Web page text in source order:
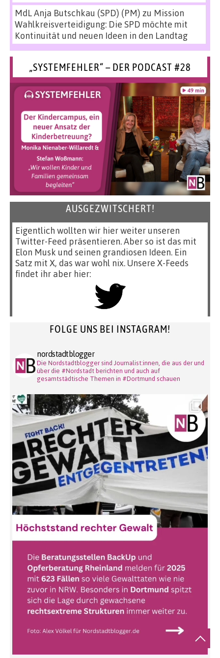
MdL Anja Butschkau (SPD) (PM) zu Mission
Wahlkreisverteidigung: Die SPD möchte mit
Kontinuität und neuen Ideen in den Landtag
„SYSTEMFEHLER“ – DER PODCAST #28
AUSGEZWITSCHERT!
Eigentlich wollten wir hier weiter unseren
Twitter-Feed präsentieren. Aber so ist das mit
Elon Musk und seinen grandiosen Ideen. Ein
Satz mit X, das war wohl nix. Unsere X-Feeds
findet ihr aber hier:
FOLGE UNS BEI INSTAGRAM!
nordstadtblogger
Die Nordstadtblogger sind Journalist:innen, die aus der und
über die #Nordstadt berichten und auch auf
gesamtstädtische Themen in #Dortmund schauen